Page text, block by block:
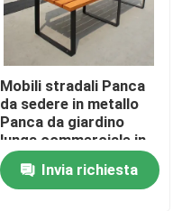
Mobili stradali Panca
da sedere in metallo
Panca da giardino
lunga commerciale in
legno in alluminio
Invia richiesta